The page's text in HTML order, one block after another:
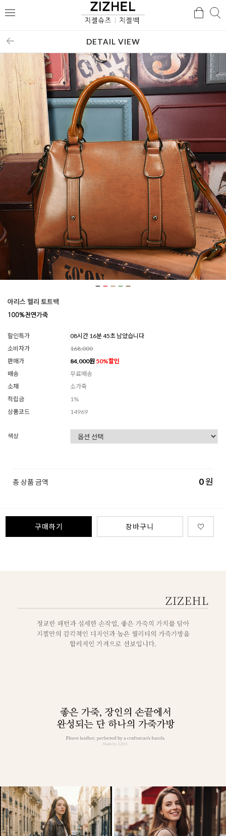
메
검
DETAIL VIEW
아리스 헬리 토트백
할인특가
08시간 16분 42초 남았습니다
소비자가
168,000
판매가
84,000원 50%할인
배송
무료배송
소재
소가죽
적립금
1%
상품코드
14969
색상
총 상품 금액 0원
구매하기 장바구니 ♡